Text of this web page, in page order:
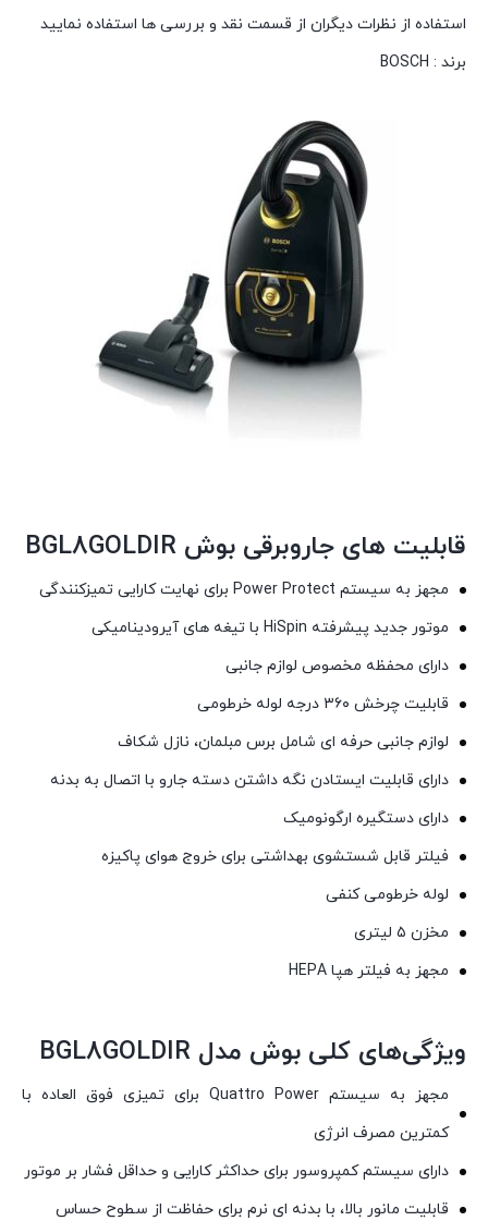
استفاده از نظرات دیگران از قسمت نقد و بررسی ها استفاده نمایید
برند : BOSCH
قابلیت های جاروبرقی بوش BGL8GOLDIR
مجهز به سیستم Power Protect برای نهایت کارایی تمیزکنندگی
موتور جدید پیشرفته HiSpin با تیغه های آیرودینامیکی
دارای محفظه مخصوص لوازم جانبی
قابلیت چرخش ۳۶۰ درجه لوله خرطومی
لوازم جانبی حرفه ای شامل برس مبلمان، نازل شکاف
دارای قابلیت ایستادن نگه داشتن دسته جارو با اتصال به بدنه
دارای دستگیره ارگونومیک
فیلتر قابل شستشوی بهداشتی برای خروج هوای پاکیزه
لوله خرطومی کنفی
مخزن ۵ لیتری
مجهز به فیلتر هپا HEPA
ویژگی‌های کلی بوش مدل BGL8GOLDIR
مجهز به سیستم Quattro Power برای تمیزی فوق العاده با
کمترین مصرف انرژی
دارای سیستم کمپروسور برای حداکثر کارایی و حداقل فشار بر موتور
قابلیت مانور بالا، با بدنه ای نرم برای حفاظت از سطوح حساس